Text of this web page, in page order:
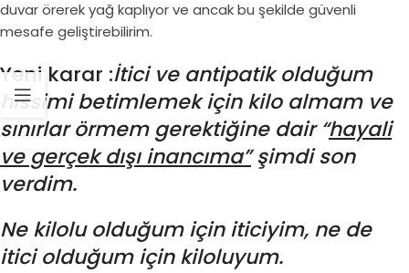
duvar örerek yağ kaplıyor ve ancak bu şekilde güvenli
mesafe geliştirebilirim.
Yeni karar :İtici ve antipatik olduğum
hissimi betimlemek için kilo almam ve
sınırlar örmem gerektiğine dair “hayali
ve gerçek dışı inancıma”şimdi son
verdim.
Ne kilolu olduğum için iticiyim, ne de
itici olduğum için kiloluyum.